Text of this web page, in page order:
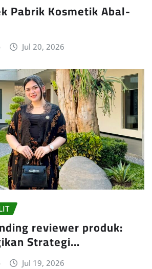
Pabrik Kosmetik Abal-
Jul 20, 2026
reviewer produk:
Strategi…
Jul 19, 2026